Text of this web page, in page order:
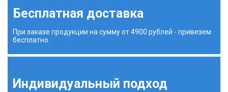
Бесплатная доставка
При заказе продукции на сумму от 4900 рублей - привезем
бесплатно.
Индивидуальный подход